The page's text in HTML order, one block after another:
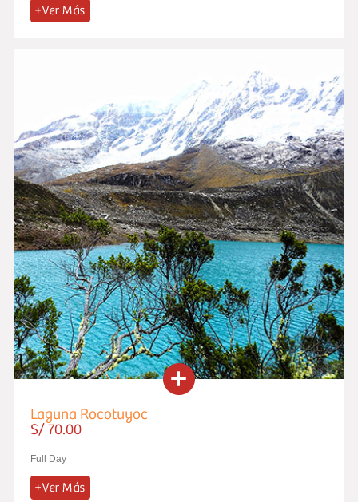
Laguna Rocotuyoc
S/ 70.00
Full Day